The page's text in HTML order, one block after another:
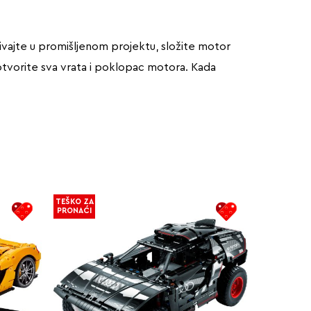
u promišljenom projektu, složite motor
sva vrata i poklopac motora. Kada
TEŠKO ZA
PRONAĆI